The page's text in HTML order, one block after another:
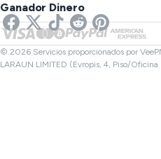
VPN para transmisión
VPN para Netflix
Verificador de Enlaces
Verificador de archivos
VPN del Reino Unido
VPN de Canadá
VPN de Turquía
Ganador Dinero
Afiliados
© 2026 Servicios proporcionados por
LARAUN LIMITED (Evropis, 4, Piso/